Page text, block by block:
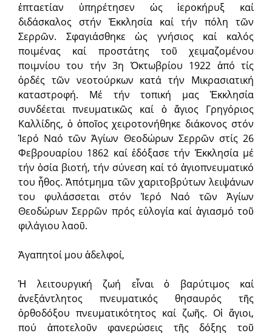
ἑπταετίαν ὑπηρέτησεν ὡς ἱεροκήρυξ καί
διδάσκαλος στήν Ἐκκλησία καί τήν πόλη τῶν
Σερρῶν. Σφαγιάσθηκε ὡς γνήσιος καί καλός
ποιμένας καί προστάτης τοῦ χειμαζομένου
ποιμνίου του τήν 3η Ὀκτωβρίου 1922 ἀπό τίς
ὀρδές τῶν νεοτούρκων κατά τήν Μικρασιατική
καταστροφή. Μέ τήν τοπική μας Ἐκκλησία
συνδέεται πνευματικῶς καί ὁ ἅγιος Γρηγόριος
Καλλίδης, ὁ ὁποῖος χειροτονήθηκε διάκονος στόν
Ἱερό Ναό τῶν Ἁγίων Θεοδώρων Σερρῶν στίς 26
Φεβρουαρίου 1862 καί ἐδόξασε τήν Ἐκκλησία μέ
τήν ὁσία βιοτή, τήν σύνεση καί τό ἁγιοπνευματικό
του ἦθος. Ἀπότμημα τῶν χαριτοβρύτων λειψάνων
του φυλάσσεται στόν Ἱερό Ναό τῶν Ἁγίων
Θεοδώρων Σερρῶν πρός εὐλογία καί ἁγιασμό τοῦ
φιλάγιου λαοῦ.
Ἀγαπητοί μου ἀδελφοί,
Ἡ λειτουργική ζωή εἶναι ὁ βαρύτιμος καί
ἀνεξάντλητος πνευματικός θησαυρός τῆς
ὀρθοδόξου πνευματικότητος καί ζωῆς. Οἱ ἅγιοι,
πού ἀποτελοῦν φανερώσεις τῆς δόξης τοῦ